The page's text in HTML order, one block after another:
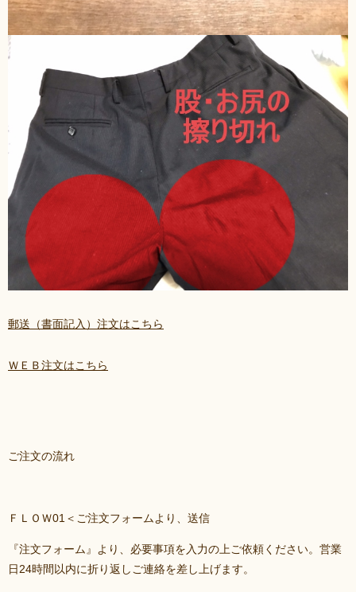
郵送（書面記入）注文はこちら
ＷＥＢ注文はこちら
ご注文の流れ
ＦＬＯＷ01＜ご注文フォームより、送信
『注文フォーム』より、必要事項を入力の上ご依頼ください。営業
日24時間以内に折り返しご連絡を差し上げます。